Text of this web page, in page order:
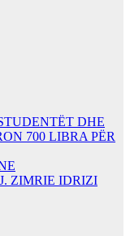
DHE
700 LIBRA PËR
ZIMRIE IDRIZI